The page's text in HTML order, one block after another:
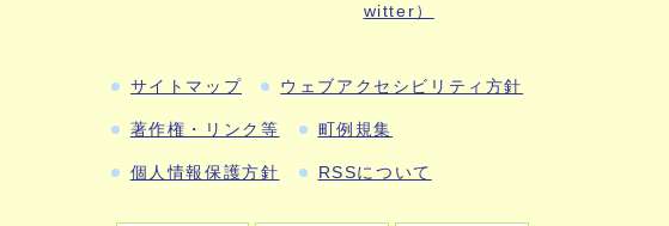
witter）
サイトマップ ウェブアクセシビリティ方針
著作権・リンク等 町例規集
個人情報保護方針 RSSについて